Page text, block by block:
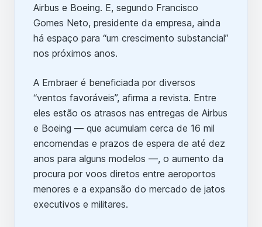
Airbus e Boeing. E, segundo Francisco
Gomes Neto, presidente da empresa, ainda
há espaço para “um crescimento substancial”
nos próximos anos.
A Embraer é beneficiada por diversos
“ventos favoráveis”, afirma a revista. Entre
eles estão os atrasos nas entregas de Airbus
e Boeing — que acumulam cerca de 16 mil
encomendas e prazos de espera de até dez
anos para alguns modelos —, o aumento da
procura por voos diretos entre aeroportos
menores e a expansão do mercado de jatos
executivos e militares.